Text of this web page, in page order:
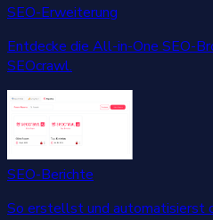
SEO-Erweiterung
Entdecke die All-in-One SEO-
SEOcrawl.
SEO-Berichte
So erstellst und automatisierst